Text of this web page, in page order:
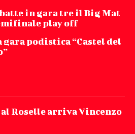
in gara tre il Big Mat
play off
gara podistica “Castel del
Roselle arriva Vincenzo